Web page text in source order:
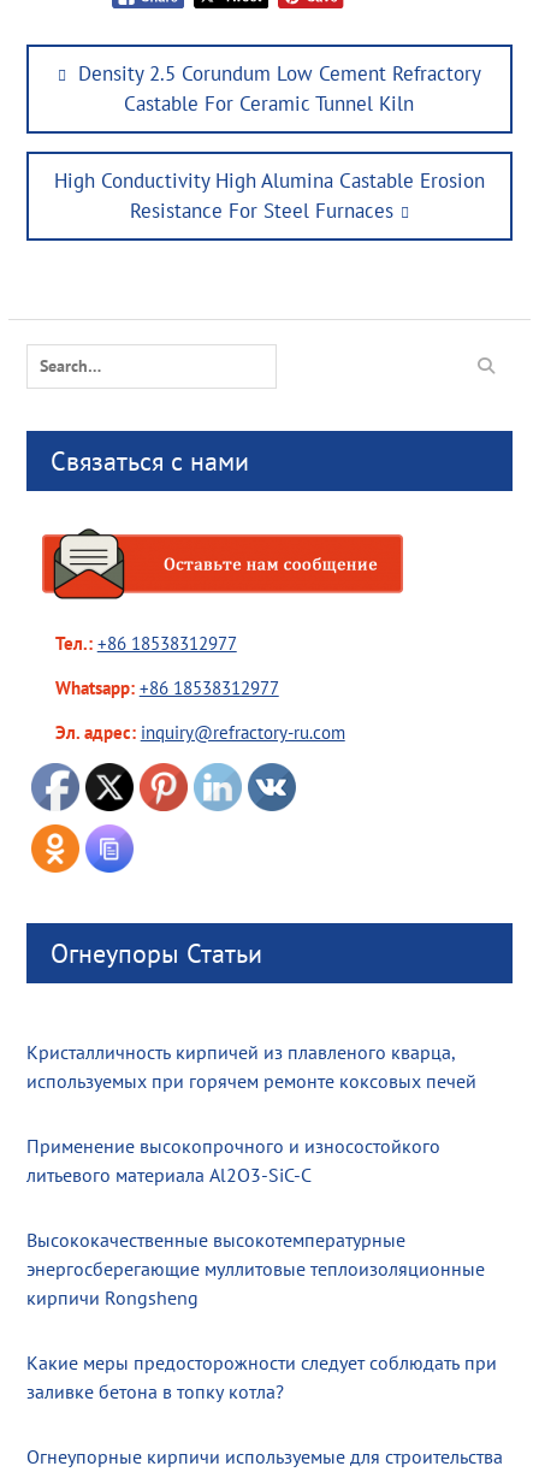
Post
navigation
Previous
Density 2.5 Corundum Low Cement Refractory
Castable For Ceramic Tunnel Kiln
Next
High Conductivity High Alumina Castable Erosion
Resistance For Steel Furnaces
Search
for:
Связаться с нами
Тел.: +86 18538312977
Whatsapp: +86 18538312977
Эл. адрес: inquiry@refractory-ru.com
Огнеупоры Статьи
Кристалличность кирпичей из плавленого кварца,
используемых при горячем ремонте коксовых печей
Применение высокопрочного и износостойкого
литьевого материала Al2O3-SiC-C
Высококачественные высокотемпературные
энергосберегающие муллитовые теплоизоляционные
кирпичи Rongsheng
Какие меры предосторожности следует соблюдать при
заливке бетона в топку котла?
Огнеупорные кирпичи используемые для строительства